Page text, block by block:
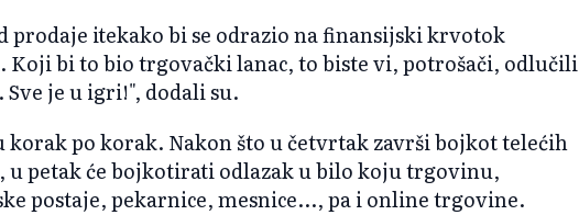
prodaje itekako bi se odrazio na finansijski krvotok
Koji bi to bio trgovački lanac, to biste vi, potrošači, odlučili
je u igri!", dodali su.
korak po korak. Nakon što u četvrtak završi bojkot telećih
u petak će bojkotirati odlazak u bilo koju trgovinu,
postaje, pekarnice, mesnice..., pa i online trgovine.